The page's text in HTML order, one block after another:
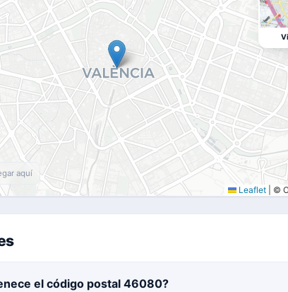
Leaflet ©
aquí
el código postal 46080?